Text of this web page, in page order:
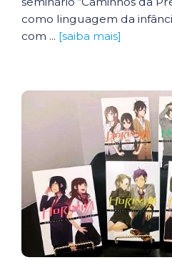
como linguagem da
com ... [saiba mais]